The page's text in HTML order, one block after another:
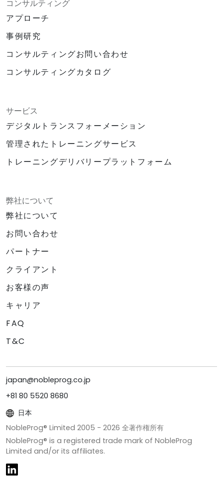
コンサルティング
アプローチ
事例研究
コンサルティングお問い合わせ
コンサルティングカタログ
サービス
デジタルトランスフォーメーション
管理されたトレーニングサービス
トレーニングデリバリープラットフォーム
弊社について
弊社について
お問い合わせ
パートナー
クライアント
お客様の声
キャリア
FAQ
T&C
japan@nobleprog.co.jp
+81 80 5520 8680
日本
NobleProg® Limited 2005 - 2026 全著作権所有
NobleProg® is a registered trade mark of NobleProg
Limited and/or its affiliates.